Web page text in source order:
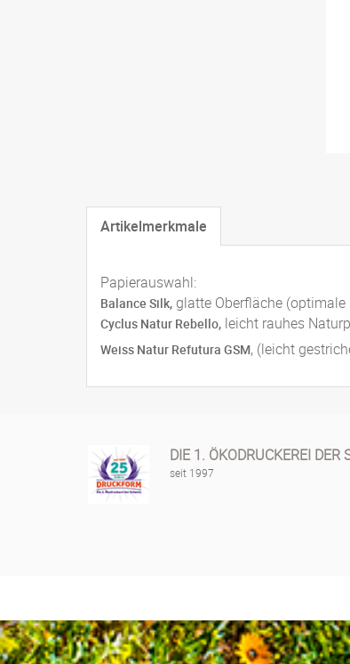
Artikelmerkmale
Papierauswahl:
Balance Silk, glatte Oberfläche
Cyclus Natur Rebello, leicht rauhes
Weiss Natur Refutura GSM, (leicht
DIE 1. ÖKODRUCKEREI DER
seit 1997